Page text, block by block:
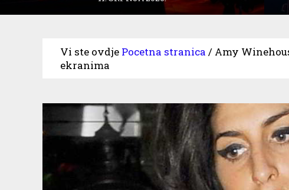
Vi ste ovdje Pocetna stranica / Amy
ekranima